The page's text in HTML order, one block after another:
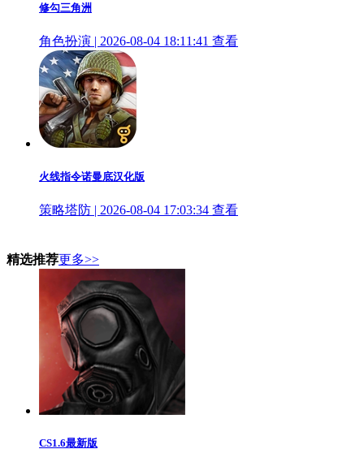
修勾三角洲
角色扮演 | 2026-08-04 18:11:41 查看
火线指令诺曼底汉化版
策略塔防 | 2026-08-04 17:03:34 查看
精选推荐更多>>
CS1.6最新版